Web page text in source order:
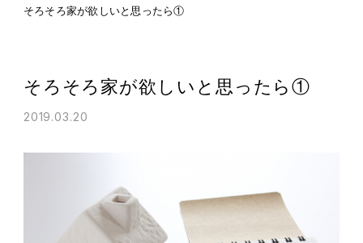
そろそろ家が欲しいと思ったら①
そろそろ家が欲しいと思ったら①
2019.03.20